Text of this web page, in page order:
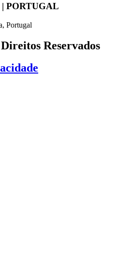
PORTUGAL
Portugal
Reservados